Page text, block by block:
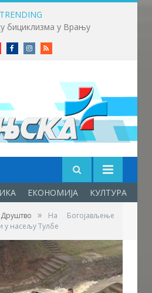
TRENDING
бициклизма у Врању
FacebookInstagram
RSS
ЕКОНОМИЈА КУЛТУРА
Друштво »
На Богојављење
у насељу Тулбе